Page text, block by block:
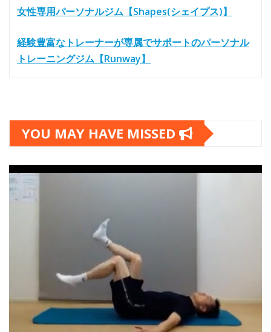
女性専用パーソナルジム【Shapes(シェイプス)】
経験豊富なトレーナーが専属でサポートのパーソナル
トレーニングジム【Runway】
YOU MAY HAVE MISSED